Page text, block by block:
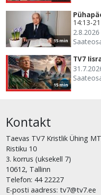
15 min
14:13-21
15 min
TV7
Kontakt
Taevas TV7 Kristlik Ühing
Ristiku 10
3. korrus (uksekell 7)
10612, Tallinn
Telefon: 44 22227
E-posti aadress: tv7@tv7.ee